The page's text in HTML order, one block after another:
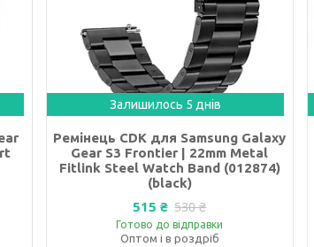
Залишилось 5 днів
Ремінець CDK для Samsung Galaxy
Gear S3 Frontier | 22mm Metal
Fitlink Steel Watch Band (012874)
(black)
515 ₴ 530 ₴
Готово до відправки
Оптом і в роздріб